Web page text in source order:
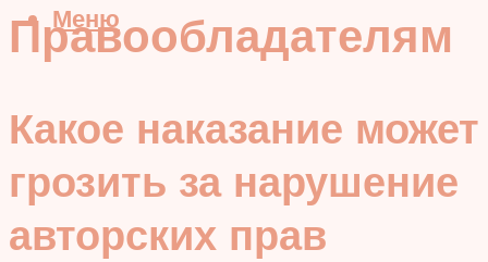
Меню
Правообладателям
Какое наказание может
грозить за нарушение
авторских прав